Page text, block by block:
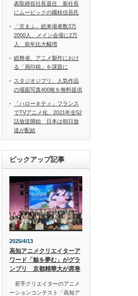
表取締役社長退任 新社長
にムービックの國枝信吾氏
「京まふ」総来場者数3万
2000人、メイン会場に2万
人 前年比大幅増
総務省、アニメ製作におけ
る「局印税」を課題に
スタジオジブリ、人気作品
の場面写真400枚を無料提供
「ハローキティ」フランス
でTVアニメ化、2021年全52
話放送開始 日本は朝日放
送が配給
ピックアップ記事
2025/4/13
高知アニメクリエイターア
ワード「鯨を夢む」がグラ
ンプリ 京都精華大が席巻
若手クリエイターのアニメ
ーションコンテスト「高知ア